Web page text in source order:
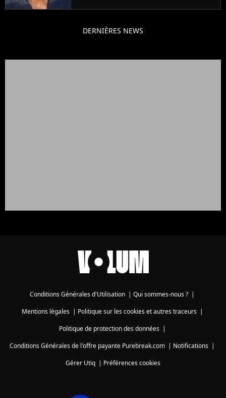
DERNIÈRES NEWS
Conditions Générales d'Utilisation | Qui sommes-nous ? |
Mentions légales| Politique sur les cookies et autres traceurs|
Politique de protection des données|
Conditions Générales de l'offre payante Purebreak.com | Notifications |
Gérer Utiq | Préférences cookies